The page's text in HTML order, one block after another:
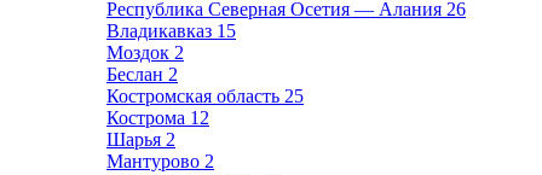
Республика Северная Осетия — Алания 26
Владикавказ 15
Моздок 2
Беслан 2
Костромская область 25
Кострома 12
Шарья 2
Мантурово 2